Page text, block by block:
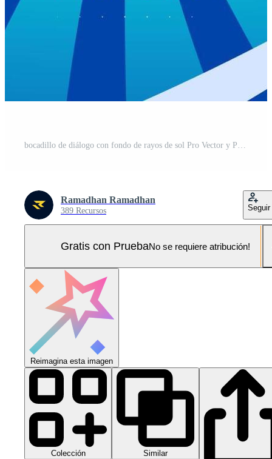
bocadillo de diálogo con fondo de rayos de sol Pro Vector y Pro SVG
Ramadhan Ramadhan
389 Recursos Seguir
Gratis con PruebaNo se requiere atribución!
Reimagina esta imagen
Colección Similar